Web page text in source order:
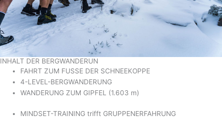
INHALT DER BERGWANDERUN
FAHRT ZUM FUSSE DER SCHNEEKOPPE
4-LEVEL-BERGWANDERUNG
WANDERUNG ZUM GIPFEL
(1.603 m)
MINDSET-TRAINING trifft GRUPPENERFAHRUNG